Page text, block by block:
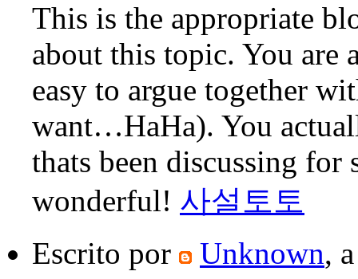
This is the appropriate
about this topic. You are
easy to argue together
want…HaHa). You
thats been discussing
wonderful! 사설토토
Escrito por
Unknown,